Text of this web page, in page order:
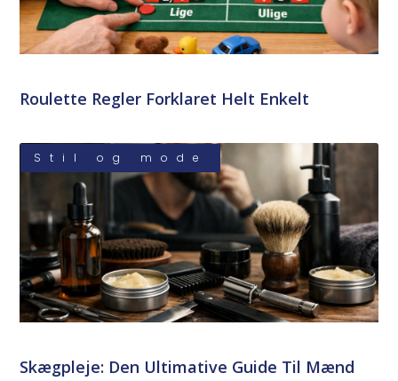
Roulette Regler Forklaret Helt Enkelt
Stil og mode
Skægpleje: Den Ultimative Guide Til Mænd